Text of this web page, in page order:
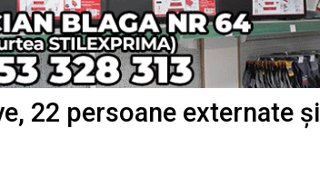
22 persoane externate și